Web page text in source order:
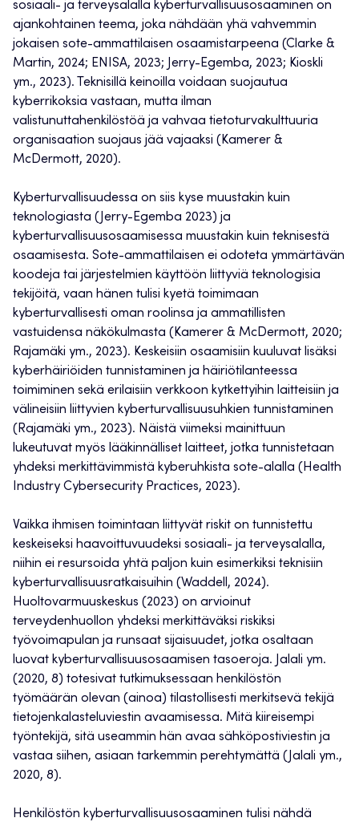
sosiaali- ja terveysalalla kyberturvallisuusosaaminen on
ajankohtainen teema, joka nähdään yhä vahvemmin
jokaisen sote-ammattilaisen osaamistarpeena (Clarke &
Martin, 2024; ENISA, 2023; Jerry-Egemba, 2023; Kioskli
ym., 2023). Teknisillä keinoilla voidaan suojautua
kyberrikoksia vastaan, mutta ilman
valistunuttahenkilöstöä ja vahvaa tietoturvakulttuuria
organisaation suojaus jää vajaaksi (Kamerer &
McDermott, 2020).
Kyberturvallisuudessa on siis kyse muustakin kuin
teknologiasta (Jerry-Egemba 2023) ja
kyberturvallisuusosaamisessa muustakin kuin teknisestä
osaamisesta. Sote-ammattilaisen ei odoteta ymmärtävän
koodeja tai järjestelmien käyttöön liittyviä teknologisia
tekijöitä, vaan hänen tulisi kyetä toimimaan
kyberturvallisesti oman roolinsa ja ammatillisten
vastuidensa näkökulmasta (Kamerer & McDermott, 2020;
Rajamäki ym., 2023). Keskeisiin osaamisiin kuuluvat lisäksi
kyberhäiriöiden tunnistaminen ja häiriötilanteessa
toimiminen sekä erilaisiin verkkoon kytkettyihin laitteisiin ja
välineisiin liittyvien kyberturvallisuusuhkien tunnistaminen
(Rajamäki ym., 2023). Näistä viimeksi mainittuun
lukeutuvat myös lääkinnälliset laitteet, jotka tunnistetaan
yhdeksi merkittävimmistä kyberuhkista sote-alalla (Health
Industry Cybersecurity Practices, 2023).
Vaikka ihmisen toimintaan liittyvät riskit on tunnistettu
keskeiseksi haavoittuvuudeksi sosiaali- ja terveysalalla,
niihin ei resursoida yhtä paljon kuin esimerkiksi teknisiin
kyberturvallisuusratkaisuihin (Waddell, 2024).
Huoltovarmuuskeskus (2023) on arvioinut
terveydenhuollon yhdeksi merkittäväksi riskiksi
työvoimapulan ja runsaat sijaisuudet, jotka osaltaan
luovat kyberturvallisuusosaamisen tasoeroja. Jalali ym.
(2020, 8) totesivat tutkimuksessaan henkilöstön
työmäärän olevan (ainoa) tilastollisesti merkitsevä tekijä
tietojenkalasteluviestin avaamisessa. Mitä kiireisempi
työntekijä, sitä useammin hän avaa sähköpostiviestin ja
vastaa siihen, asiaan tarkemmin perehtymättä (Jalali ym.,
2020, 8).
Henkilöstön kyberturvallisuusosaaminen tulisi nähdä